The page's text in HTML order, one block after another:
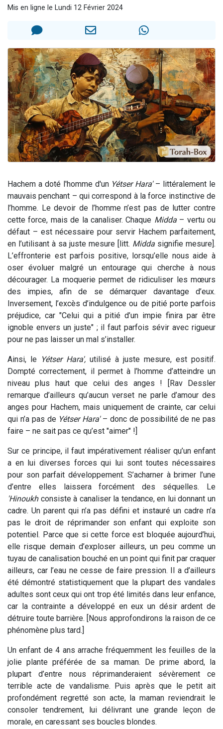
6 personnes viennent de faire un don pour 5 enfants déjà orphelins risquent de perdre leur maman
Il reste 49 places pour étudier en groupe sur Zoom
2 personnes viennent de nous rejoindre sur WhatsApp
Mis en ligne le Lundi 12 Février 2024
Hachem a doté l'homme d'unYétser Hara'– littéralement le
mauvais penchant – qui correspond à la force instinctive de
l’homme. Le devoir de l’homme n’est pas de lutter contre
cette force, mais de la canaliser. Chaque Midda– vertu ou
défaut – est nécessaire pour servir Hachem parfaitement,
en l’utilisant à sa juste mesure [litt. Midda signifie mesure].
L’effronterie est parfois positive, lorsqu’elle nous aide à
oser évoluer malgré un entourage qui cherche à nous
décourager. La moquerie permet de ridiculiser les mœurs
des impies, afin de se démarquer davantage d’eux.
Inversement, l’excès d’indulgence ou de pitié porte parfois
préjudice, car "Celui qui a pitié d’un impie finira par être
ignoble envers un juste" ; il faut parfois sévir avec rigueur
pour ne pas laisser un mal s’installer.
Ainsi, le Yétser Hara', utilisé à juste mesure, est positif.
Dompté correctement, il permet à l’homme d’atteindre un
niveau plus haut que celui des anges ! [Rav Dessler
remarque d’ailleurs qu’aucun verset ne parle d’amour des
anges pour Hachem, mais uniquement de crainte, car celui
qui n’a pas de Yétser Hara'– donc de possibilité de ne pas
faire – ne sait pas ce qu’est "aimer" !]
Sur ce principe, il faut impérativement réaliser qu’un enfant
a en lui diverses forces qui lui sont toutes nécessaires
pour son parfait développement. S’acharner à brimer l’une
d’entre elles laissera forcément des séquelles. Le
'Hinoukhconsiste à canaliser la tendance, en lui donnant un
cadre. Un parent qui n’a pas défini et instauré un cadre n’a
pas le droit de réprimander son enfant qui exploite son
potentiel. Parce que si cette force est bloquée aujourd’hui,
elle risque demain d’exploser ailleurs, un peu comme un
tuyau de canalisation bouché en un point qui finit par craquer
ailleurs, car l’eau ne cesse de faire pression. Il a d’ailleurs
été démontré statistiquement que la plupart des vandales
adultes sont ceux qui ont trop été limités dans leur enfance,
car la contrainte a développé en eux un désir ardent de
détruire toute barrière. [Nous approfondirons la raison de ce
phénomène plus tard.]
Un enfant de 4 ans arrache fréquemment les feuilles de la
jolie plante préférée de sa maman. De prime abord, la
plupart d’entre nous réprimanderaient sévèrement ce
terrible acte de vandalisme. Puis après que le petit ait
profondément regretté son acte, la maman reviendrait le
consoler tendrement, lui délivrant une grande leçon de
morale, en caressant ses boucles blondes.